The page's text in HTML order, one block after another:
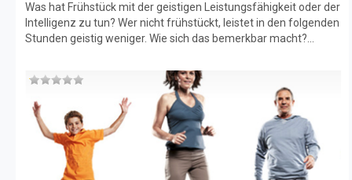
Was hat Frühstück mit der geistigen Leistungsfähigkeit oder der
Intelligenz zu tun? Wer nicht frühstückt, leistet in den folgenden
Stunden geistig weniger. Wie sich das bemerkbar macht?...